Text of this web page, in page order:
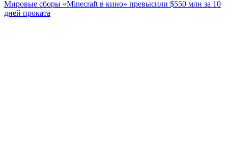
Мировые сборы «Minecraft в кино» превысили $550 млн за 10
дней проката